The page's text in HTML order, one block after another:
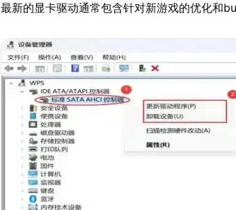
最新的显卡驱动通常包含针对新游戏的优化和